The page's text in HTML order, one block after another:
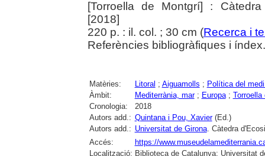
[Torroella de Montgrí] :
[2018]
220 p. : il. col. ; 30 cm (Recerca i
Referències bibliogràfiques i índex.
Matèries: Litoral ; Aiguamolls ; Política del
Àmbit:
Mediterrània, mar; Europa; Torroella
Cronologia:
2018
Autors add.: Quintana i Pou, Xavier(Ed.)
Autors add.: Universitat de Girona. Càtedra
Accés:
https://
Localització: Biblioteca de Catalunya; Universitat